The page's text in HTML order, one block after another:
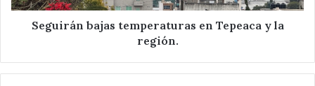
Seguirán bajas temperaturas en Tepeaca y la
región.